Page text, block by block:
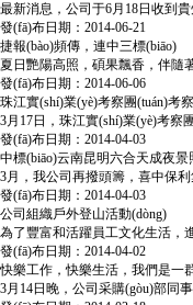
最新消息，公司于6月18日收到
發(fā)布日期：2014-06-21
捷報(bào)頻傳，連中三標(biāo)
夏日艷陽高照，碩果飄香，伴隨
發(fā)布日期：2014-06-06
珠江實(shí)業(yè)考察團(tuán)考
3月17日，珠江實(shí)業(yè)考察
發(fā)布日期：2014-04-03
中標(biāo)云南昆明六合天成夜景
3月，我公司再撥頭籌，喜中保
發(fā)布日期：2014-04-03
公司組織戶外登山活動(dòng)
為了豐富和活躍員工文化生活，
發(fā)布日期：2014-04-02
快樂工作，快樂生活，我們是一
3月14日晚，公司采購(gòu)部同